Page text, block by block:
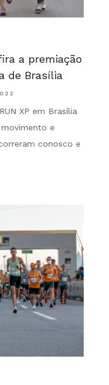
a premiação
de Brasília
XP em Brasília
e
conosco e